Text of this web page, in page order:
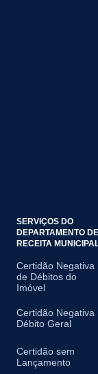
SERVIÇOS DO
DEPARTAMENTO DE
RECEITA
Certidão Negativa
de Débitos do
Imóvel
Certidão Negativa
Débito Geral
Certidão sem
Lançamento